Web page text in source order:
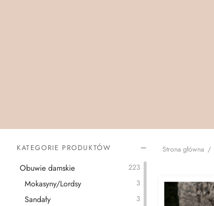
KATEGORIE PRODUKTÓW
Obuwie damskie 223
Mokasyny/Lordsy 3
Sandały 3
Strona główna /